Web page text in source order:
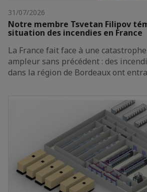
31/07/2026
Notre membre Tsvetan Filipov
situation des incendies en France
La France fait face à une
ampleur sans précédent : des
dans la région de Bordeaux ont